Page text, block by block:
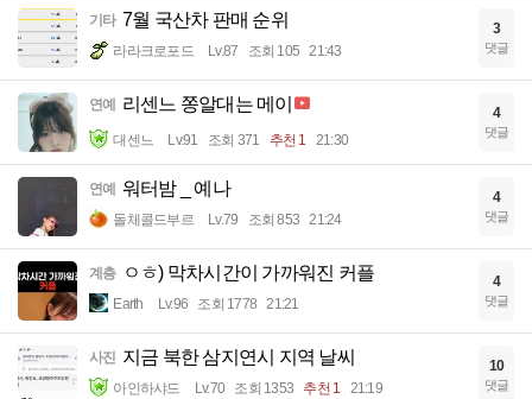
기타 7월 국산차 판매 순위
라라크로포드 Lv.87 조회 105 21:43
3
댓글
연예 리센느 쫑알대는 메이
대센느 Lv.91 조회 371 추천 1 21:30
4
댓글
연예 워터밤 _ 예나
돌체콜드부르 Lv.79 조회 853 21:24
4
댓글
계층 ㅇㅎ) 막차시간이 가까워진 커플
Earth Lv.96 조회 1778 21:21
4
댓글
사진 지금 북한 삼지연시 지역 날씨
아인하샤드 Lv.70 조회 1353 추천 1 21:19
10
댓글